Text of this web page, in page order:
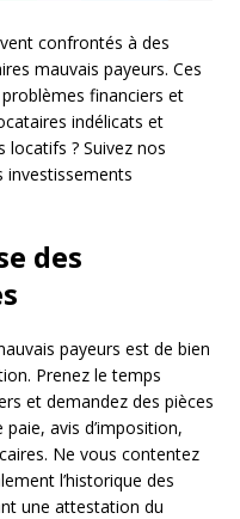
confrontés à des
mauvais payeurs. Ces
financiers et
indélicats et
locatifs ? Suivez nos
investissements
des
payeurs est de bien
Prenez le temps
et demandez des pièces
avis d’imposition,
Ne vous contentez
l’historique des
une attestation du